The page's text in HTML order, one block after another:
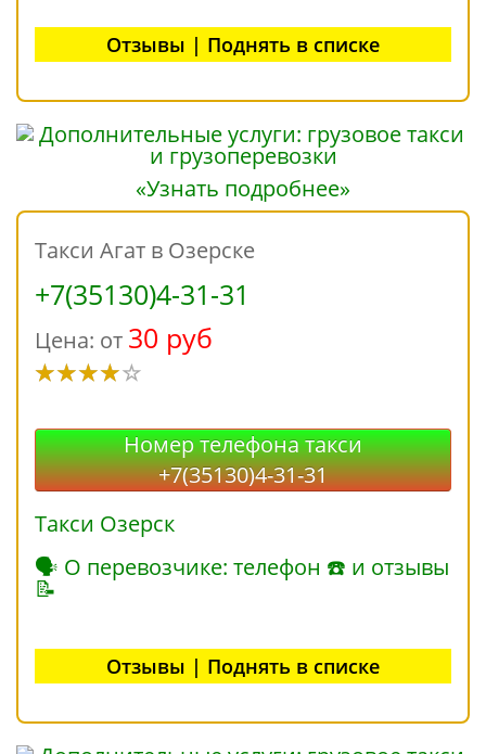
Отзывы | Поднять в списке
«Узнать подробнее»
Такси Агат в Озерске
+7(35130)4-31-31
Цена: от 30 руб
Номер телефона такси
+7(35130)4-31-31
Такси Озерск
🗣 О перевозчике: телефон ☎ и отзывы
📝
Отзывы | Поднять в списке